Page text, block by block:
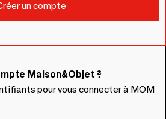
Maison&Objet ?
pour vous connecter à MOM